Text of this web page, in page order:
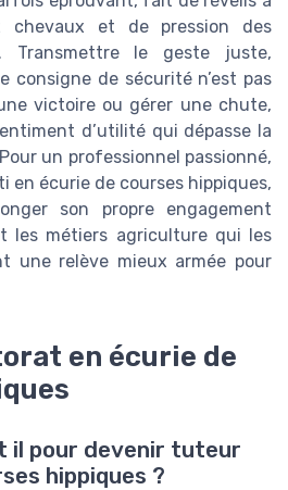
chevaux et de pression des
Transmettre le geste juste,
consigne de sécurité n’est pas
victoire ou gérer une chute,
d’utilité qui dépasse la
un professionnel passionné,
en écurie de courses hippiques,
son propre engagement
les métiers agriculture qui les
une relève mieux armée pour
en écurie de
il pour devenir tuteur
hippiques ?